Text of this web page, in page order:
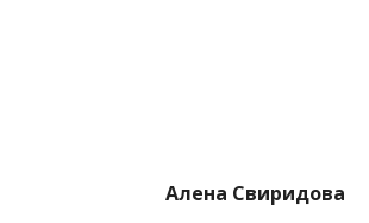
Алена Свиридова